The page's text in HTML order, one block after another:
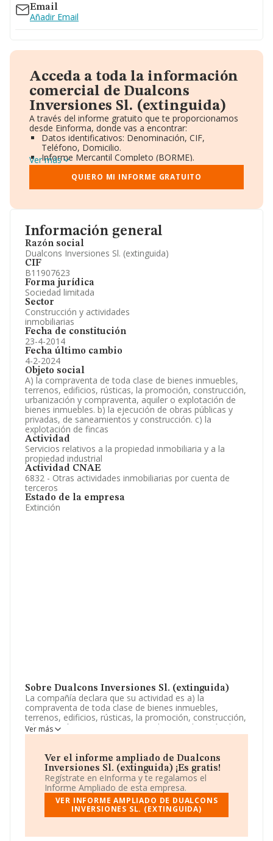
Información general
Razón social
Dualcons Inversiones Sl. (extinguida)
CIF
B11907623
Forma jurídica
Sociedad limitada
Sector
Construcción y actividades
inmobiliarias
Fecha de constitución
23-4-2014
Fecha último cambio
4-2-2024
Objeto social
A) la compraventa de toda clase de bienes inmuebles,
terrenos, edificios, rústicas, la promoción, construcción,
urbanización y compraventa, aquiler o explotación de
bienes inmuebles. b) la ejecución de obras públicas y
privadas, de saneamientos y construcción. c) la
explotación de fincas
Actividad
Servicios relativos a la propiedad inmobiliaria y a la
propiedad industrial
Actividad CNAE
6832 - Otras actividades inmobiliarias por cuenta de
terceros
Estado de la empresa
Extinción
Sobre Dualcons Inversiones Sl. (extinguida)
La compañía declara que su actividad es a) la
compraventa de toda clase de bienes inmuebles,
terrenos, edificios, rústicas, la promoción, construcción,
urbanización y compraventa, aquiler o explotación de
bienes inmuebles. b) la ejecución de obras públicas y
explotación de fincas. La empresa está registrada como
Sociedad Limitada. Tiene CNAE: 6832 - 'Gestión y
administración de la propiedad inmobiliaria'. La sociedad
no tiene actividad en mercados exteriores.
La sociedadDualcons Inversiones S.L. (extinguida)
NIF B11907623, tiene domicilio fiscal en Calle Laureano
Frontera, Cádiz, Andalucía.
Ver más
Ver el informe ampliado de Dualcons
Inversiones Sl. (extinguida) ¡Es gratis!
Regístrate en eInforma y te regalamos el
Informe Ampliado de esta empresa.
VER INFORME AMPLIADO DE DUALCONS
INVERSIONES SL. (EXTINGUIDA)
Email
Añadir Email
Acceda a toda la información
comercial de Dualcons
Inversiones Sl. (extinguida)
A través del informe gratuito que te proporcionamos
desde Einforma, donde vas a encontrar:
Datos identificativos: Denominación, CIF,
Teléfono, Domicilio.
Informe Mercantil Completo (BORME).
Gráficos de Evolución Ventas y Empleados.
Consejo de Administración y Administradores.
Directivos y Ejecutivos.
Información oficial y registral complementaria.
Ver más
QUIERO MI INFORME GRATUITO